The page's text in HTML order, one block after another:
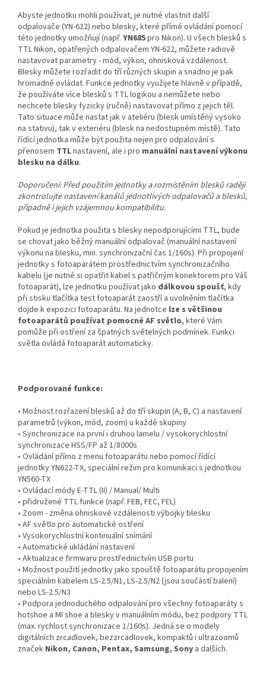
Abyste jednotku mohli používat, je nutné vlastnit další
odpalovače (YN-622) nebo blesky, které přímé ovládání pomocí
této jednotky umožňují (např. YN685pro Nikon). U všech blesků s
TTL Nikon, opatřených odpalovačem YN-622, můžete radiově
nastavovat parametry - mód, výkon, ohnisková vzdálenost.
Blesky můžete rozřadit do tří různých skupin a snadno je pak
hromadně ovládat. Funkce jednotky využijete hlavně v případě,
že používáte více blesků s TTL logikou a nemůžete nebo
nechcete blesky fyzicky (ručně) nastavovat přímo z jejich těl.
Tato situace může nastat jak v ateliéru (blesk umístěný vysoko
na stativu), tak v exteriéru (blesk na nedostupném místě). Tato
řídící jednotka může být použita nejen pro odpalování s
přenosem TTLnastavení, ale i pro manuální nastavení výkonu
blesku na dálku.
Doporučení: Před použitím jednotky a rozmístěním blesků raději
zkontrolujte nastavení kanálů jednotlivých odpalovačů a blesků,
případně i jejich vzájemnou kompatibilitu.
Pokud je jednotka použita s blesky nepodporujícími TTL, bude
se chovat jako běžný manuální odpalovač (manuální nastavení
výkonu na blesku, min. synchronizační čas 1/160s). Při propojení
jednotky s fotoaparátem prostřednictvím synchronizačního
kabelu (je nutné si opatřit kabel s patřičným konektorem pro Váš
fotoaparát), lze jednotku používat jako dálkovou spoušť, kdy
při stisku tlačítka test fotoaparát zaostří a uvolněním tlačítka
dojde k expozici fotoaparátu. Na jednotce lze s většinou
fotoaparátů používat pomocné AF světlo, které Vám
pomůže při ostření za špatných světelných podmínek. Funkci
světla ovládá fotoaparát automaticky.
Podporované funkce:
• Možnost rozřazení blesků až do tří skupin (A, B, C) a nastavení
parametrů (výkon, mód, zoom) u každé skupiny
• Synchronizace na první i druhou lamelu / vysokorychlostní
synchronizace HSS/FP až 1/8000s
• Ovládání přímo z menu fotoaparátu nebo pomocí řídící
jednotky YN622-TX, speciální režim pro komunikaci s jednotkou
YN560-TX
• Ovládací módy E-TTL (II) / Manual/ Multi
• přidružené TTL funkce (např. FEB, FEC, FEL)
• Zoom - změna ohniskové vzdálenosti výbojky blesku
• AF světlo pro automatické ostření
• Vysokorychlostní kontinuální snímání
• Automatické ukládání nastavení
• Aktualizace firmwaru prostřednictvím USB portu
• Možnost použití jednotky jako spouště fotoaparátu propojením
speciálním kabelem LS-2.5/N1, LS-2.5/N2 (jsou součástí balení)
nebo LS-2.5/N3
• Podpora jednoduchého odpalování pro všechny fotoaparáty s
hotshoe a MI shoe a blesky v manuálním módu, bez podpory TTL
(max. rychlost synchronizace 1/160s). Jedná se o modely
digitálních zrcadlovek, bezzrcadlovek, kompaktů i ultrazoomů
značek Nikon, Canon, Pentax, Samsung, Sony a dalších.